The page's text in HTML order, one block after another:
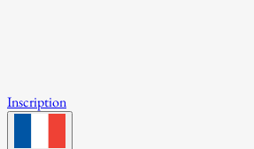
Inscription